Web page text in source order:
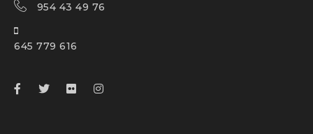
954 43 49 76
645 779 616